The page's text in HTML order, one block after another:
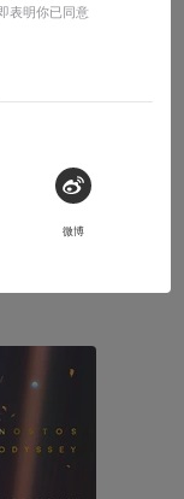
表明你已同意
微博